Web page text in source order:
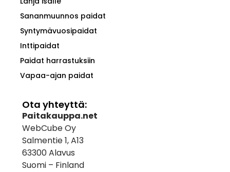
Sananmuunnos paidat
Syntymävuosipaidat
Inttipaidat
Paidat harrastuksiin
Vapaa-ajan paidat
Ota yhteyttä:
Paitakauppa.net
WebCube Oy
Salmentie 1, A13
63300 Alavus
Suomi – Finland